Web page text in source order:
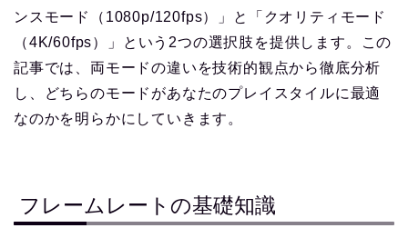
ンスモード（1080p/120fps）」と「クオリティモード
（4K/60fps）」という2つの選択肢を提供します。この
記事では、両モードの違いを技術的観点から徹底分析
し、どちらのモードがあなたのプレイスタイルに最適
なのかを明らかにしていきます。
フレームレートの基礎知識